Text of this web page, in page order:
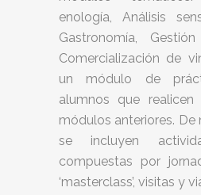
enología, Análisis
Gastronomía,
Comercialización de
un módulo de
alumnos que
módulos anteriores. De
se incluyen
compuestas por
‘masterclass’, visitas y